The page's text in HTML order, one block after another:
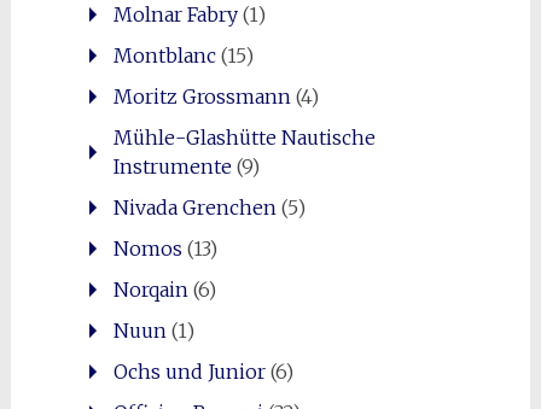
Molnar Fabry(1)
Montblanc(15)
Moritz Grossmann (4)
Mühle-Glashütte Nautische
Instrumente(9)
Nivada Grenchen (5)
Nomos (13)
Norqain (6)
Nuun (1)
Ochs und Junior(6)